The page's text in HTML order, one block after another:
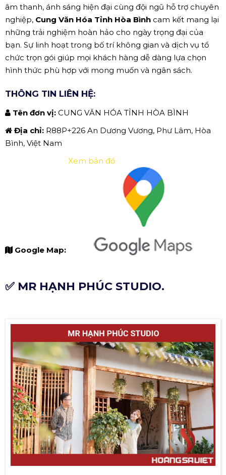
âm thanh, ánh sáng hiện đại cùng đội ngũ hỗ trợ chuyên
nghiệp, Cung Văn Hóa Tỉnh Hòa Bình cam kết mang lại
những trải nghiệm hoàn hảo cho ngày trọng đại của
bạn. Sự linh hoạt trong bố trí không gian và dịch vụ tổ
chức trọn gói giúp mọi khách hàng dễ dàng lựa chọn
hình thức phù hợp với mong muốn và ngân sách.
THÔNG TIN LIÊN HỆ:
Tên đơn vị: CUNG VĂN HÓA TỈNH HÒA BÌNH
Địa chỉ: R88P+226 An Dương Vương, Phư Lâm, Hòa
Bình, Việt Nam
Google Map:
Xem bản đồ
✅ MR HẠNH PHÚC STUDIO.